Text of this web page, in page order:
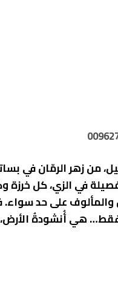
من زهر الرمّان في
في الزي، كل خرزة
على حد سواء. في
هي أُنشودةُ الأرض،